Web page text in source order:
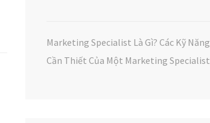
Marketing Specialist Là Gì? Các Kỹ Năng
Cần Thiết Của Một Marketing Specialist